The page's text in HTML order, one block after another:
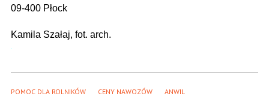
09-400 Płock
Kamila Szałaj, fot. arch.
POMOC DLA ROLNIKÓW CENY NAWOZÓW ANWIL